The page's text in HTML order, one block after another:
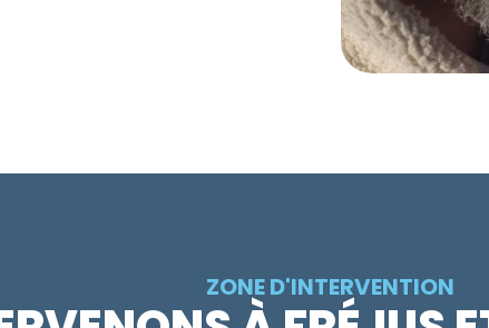
ZONE D'INTERVENTION